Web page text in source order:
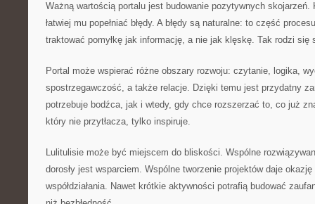
Ważną wartością portalu jest budowanie pozytywnych
łatwiej mu popełniać błędy. A błędy są naturalne: to część
traktować pomyłkę jak informację, a nie jak klęskę. Tak rodzi się
Portal może wspierać różne obszary rozwoju: czytanie, logika,
spostrzegawczość, a także relacje. Dzięki temu jest przydatny
potrzebuje bodźca, jak i wtedy, gdy chce rozszerzać to, co już
który nie przytłacza, tylko inspiruje.
Lulitulisie może być miejscem do bliskości. Wspólne
dorosły jest wsparciem. Wspólne tworzenie projektów daje
współdziałania. Nawet krótkie aktywności potrafią budować